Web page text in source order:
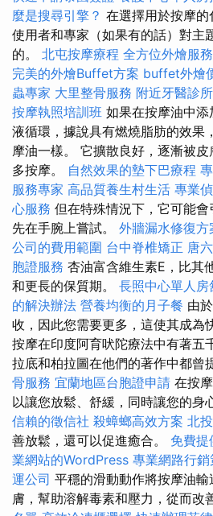
麼是搜尋引擎？ 在選擇用於按摩
使用者和專家（如果有的話）對主
的。 北屯按摩療程 全方位外燴服
完美的外燴Buffet方案 buffet外燴
蟲專家 大里整骨服務 附近牙醫診
按摩執照培訓班 如果在按摩油中添
液循環，據說具有燃燒脂肪的效果
摩油一樣。 它擴散良好，逐漸被
多按摩。 自然效果的墊下巴療程
服務專家 高品質養生村生活 專業
心服務 但在特殊情況下，它可能
先在手腕上嘗試。 外牆漏水修復方
公司的費用範圍 台中脊椎矯正 唐
胞證服務 杏油富含維生素E，比其
和更長的保質期。 長照中心單人房
的解決辦法 營養均衡的月子餐 由
收，因此您需要更多，這使其成為
按摩在印度阿育吠陀療法中有著五
拉底和柏拉圖在他們的著作中都曾
骨服務 宜蘭地區台胞證申請 在按
以讓您放鬆、舒緩，同時讓您的身
信賴的徵信社 殺蟑螂高效方案 北
善放鬆，還可以促進癒合。 免費提
業網站的WordPress 專業網路行銷
運公司 平穩的滑動動作將按摩油
膚，幫助溶解毒素和壓力，從而改